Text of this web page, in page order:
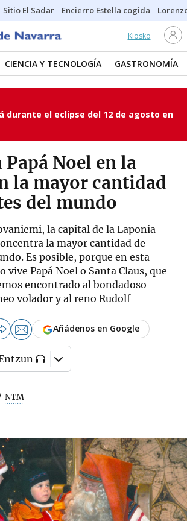
Sitio El Sadar Encierro Estella cogida
Kiosko
CIENCIA Y TECNOLOGÍA GASTRONOMÍA
durante el eclipse del 12 de agosto en
Papá Noel en la
la mayor cantidad
del mundo
la capital de la Laponia
la mayor cantidad de
Es posible, porque en esta
vive Papá Noel o Santa Claus, que
encontrado al bondadoso
volador y al reno Rudolf
NTM
Añádenos en Google